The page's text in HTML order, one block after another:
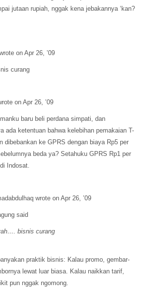
jutaan rupiah, nggak kena jebakannya ‘kan?
on Apr 26, ’09
curang
on Apr 26, ’09
baru beli perdana simpati, dan
ada ketentuan bahwa kelebihan pemakaian T-
dibebankan ke GPRS dengan biaya Rp5 per
beda ya? Setahuku GPRS Rp1 per
Indosat.
wrote on Apr 26, ’09
said
bisnis curang
praktik bisnis: Kalau promo, gembar-
lewat luar biasa. Kalau naikkan tarif,
pun nggak ngomong.